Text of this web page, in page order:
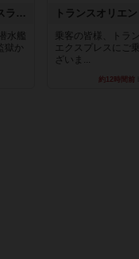
キャプテン・フリップ：イスラ・ボンバ
水艦
獄か
乗客の皆様、トラ
エクスプレスにご
ざいま...
約12時間前